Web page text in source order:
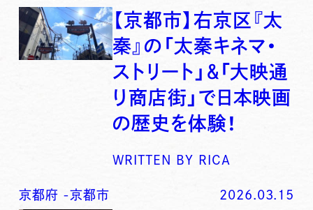
【京都市】右京区『太
秦』の「太秦キネマ・
ストリート」＆「大映通
り商店街」で日本映画
の歴史を体験！
WRITTEN BY RICA
京都府 -京都市 2026.03.15